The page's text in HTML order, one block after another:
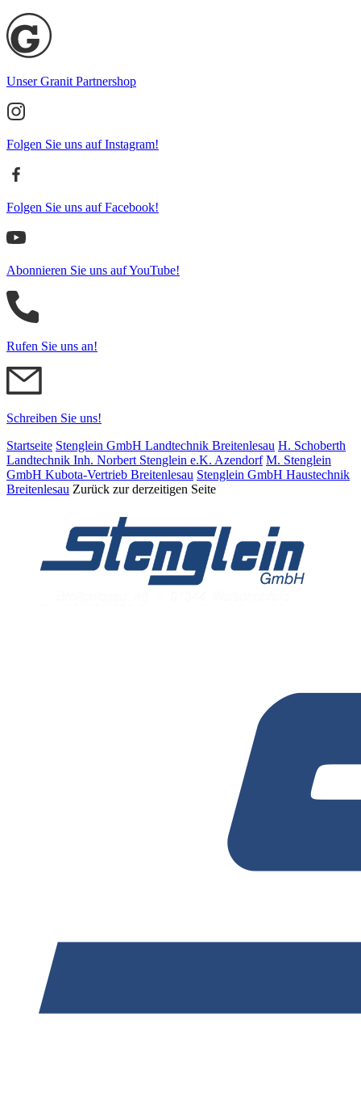
Unser Granit Partnershop
Folgen Sie uns auf Instagram!
Folgen Sie uns auf Facebook!
Abonnieren Sie uns auf YouTube!
Rufen Sie uns an!
Schreiben Sie uns!
Startseite Stenglein GmbH Landtechnik Breitenlesau H. Schoberth
Land­tech­nik Inh. Norbert Stenglein e.K. Azendorf M. Stenglein
GmbH Kubota-Vertrieb Breitenlesau Stenglein GmbH Haustechnik
Breitenlesau Zurück zur derzeitigen Seite